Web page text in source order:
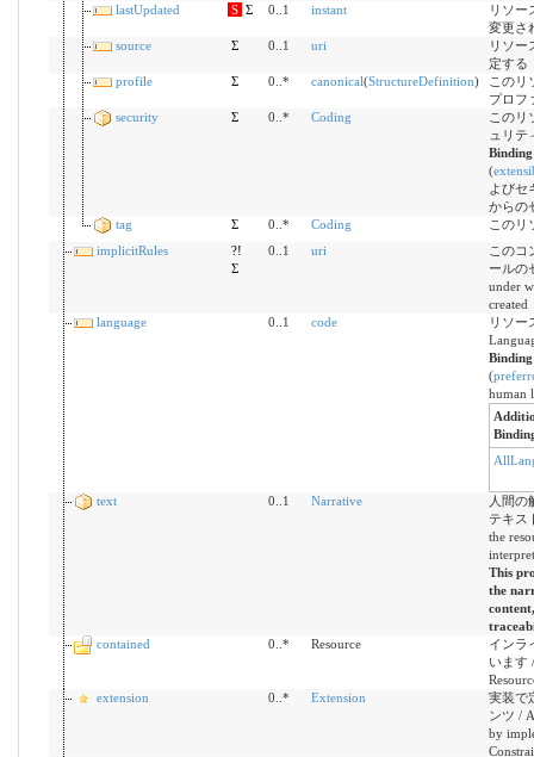
lastUpdated
S Σ 0..1 instant
リソー
変更さ
source
Σ 0..1 uri
リソー
定する
profile
Σ 0..* canonical(StructureDefinition)
このリ
プロフ
security
Σ 0..* Coding
このリ
ュリテ
(
よびセ
からの
tag
Σ 0..* Coding
このリ
implicitRules
?!
Σ
0..1 uri
このコ
ールの
under
created
language
0..1 code
リソー
(
human
text 0..1 Narrative
人間の
テキス
the
This
the
contained
0..* Resource
インラ
います
extension
0..* Extension
実装で
ンツ /
by